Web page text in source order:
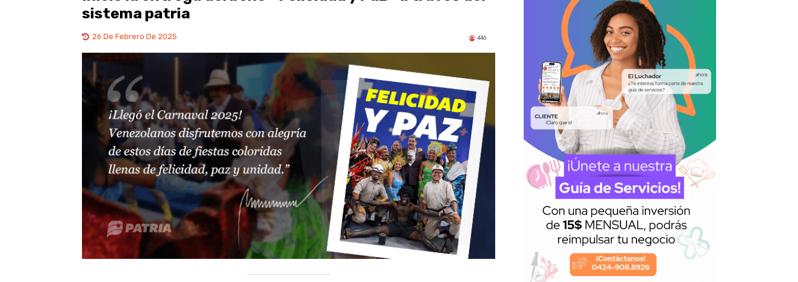
sistema patria
26 De Febrero De 2025 446